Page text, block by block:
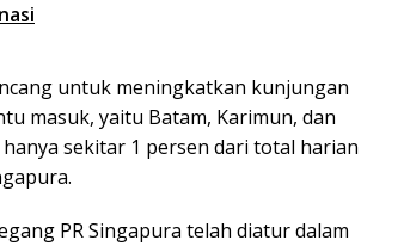
untuk meningkatkan kunjungan
masuk, yaitu Batam, Karimun, dan
sekitar 1 persen dari total harian
PR Singapura telah diatur dalam